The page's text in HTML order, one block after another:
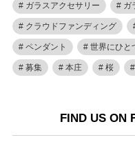
ガラスアクセサリー ガ
クラウドファンディング
ペンダント 世界にひと
募集 本庄 桜
FIND US ON